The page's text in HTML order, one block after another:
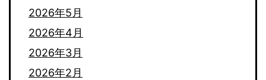
2026年5月
2026年4月
2026年3月
2026年2月